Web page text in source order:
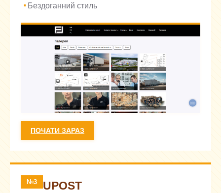
Бездоганний стиль
ПОЧАТИ ЗАРАЗ
№3 UPOST